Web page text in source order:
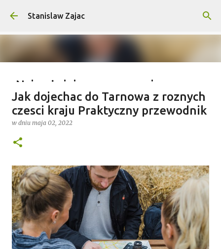
Przejdź do głównej zawartości
Stanislaw Zajac
Najważniejsze wymagania na
wyprawy outdoorowe – co musisz
wiedzieć?
w dniulipca 04, 2025
Jak dojechac do Tarnowa z roznych
czesci kraju Praktyczny przewodnik
w dniu maja 02, 2022